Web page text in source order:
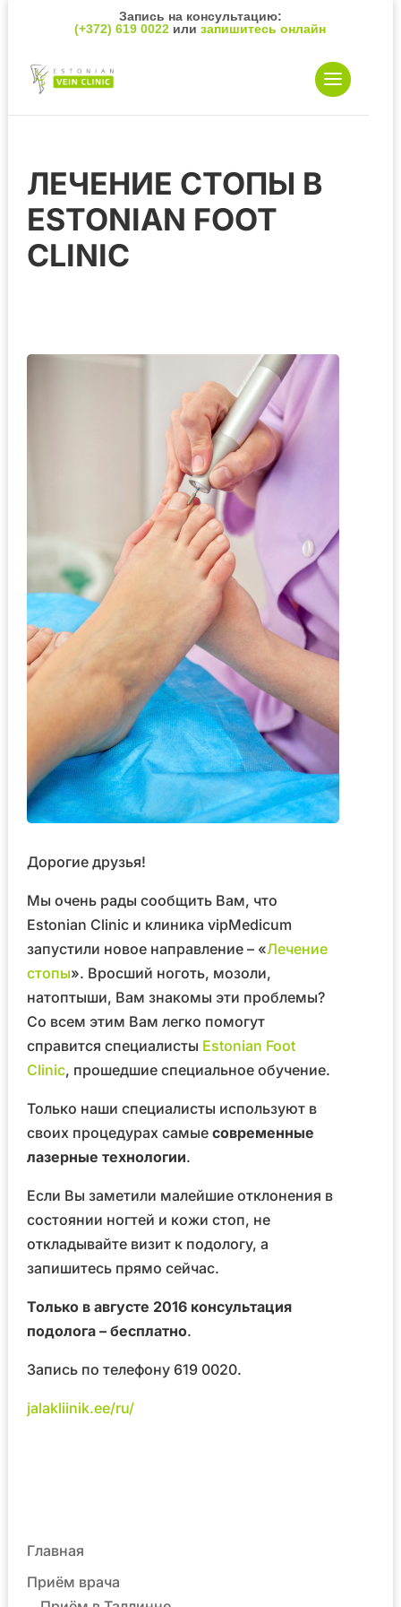
Запись на консультацию:
(+372) 619 0022 илизапишитесь онлайн
ЛЕЧЕНИЕ СТОПЫ В
ESTONIAN FOOT
CLINIC
Дорогие друзья!
Мы очень рады сообщить Вам, что
Estonian Clinic и клиника vipMedicum
запустили новое направление – «Лечение
стопы». Вросший ноготь, мозоли,
натоптыши, Вам знакомы эти проблемы?
Со всем этим Вам легко помогут
справится специалисты Estonian Foot
Clinic, прошедшие специальное обучение.
Только наши специалисты используют в
своих процедурах самыесовременные
лазерные технологии.
Если Вы заметили малейшие отклонения в
состоянии ногтей и кожи стоп, не
откладывайте визит к подологу, а
запишитесь прямо сейчас.
Только в августе 2016 консультация
подолога – бесплатно.
Запись по телефону 619 0020.
jalakliinik.ee/ru/
Главная
Приём врача